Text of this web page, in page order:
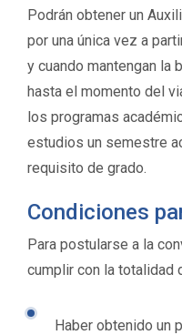
Podrán obtener un
por una única vez a
y cuando mantengan la
hasta el momento del
los programas
estudios un semestre
requisito de grado.
Condiciones
Para postularse a la
cumplir con la
Haber obtenido un